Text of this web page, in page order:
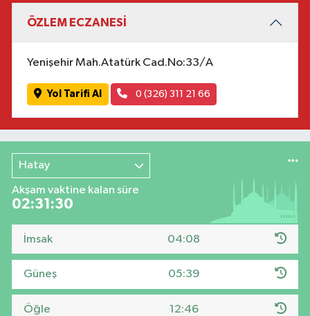
ÖZLEM ECZANESİ
Yenişehir Mah.Atatürk Cad.No:33/A
Yol Tarifi Al 0 (326) 311 21 66
Hatay
Akşam vaktine kalan süre
02:31:30
İmsak 04:08
Güneş 05:39
Öğle 12:46